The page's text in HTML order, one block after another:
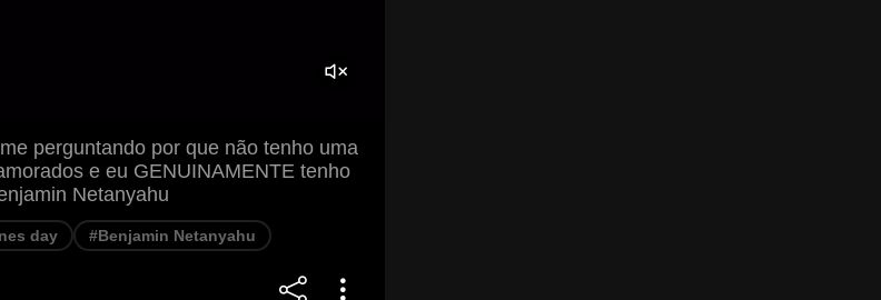
perguntando por que não tenho uma
e eu GENUINAMENTE tenho
Netanyahu
day #Benjamin Netanyahu